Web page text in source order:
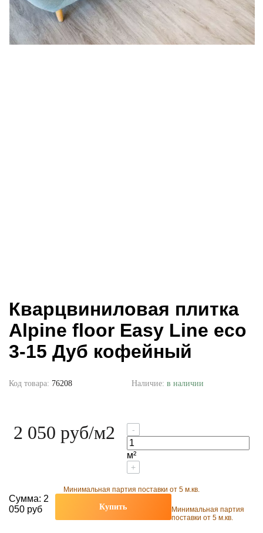
Кварцвиниловая плитка
Alpine floor Easy Line eco
3-15 Дуб кофейный
Код товара: 76208 Наличие: в наличии
2 050 руб/м2 -
м²
+
Минимальная партия поставки от 5 м.кв.
Сумма: 2
050 руб
Купить
Минимальная партия
поставки от 5 м.кв.